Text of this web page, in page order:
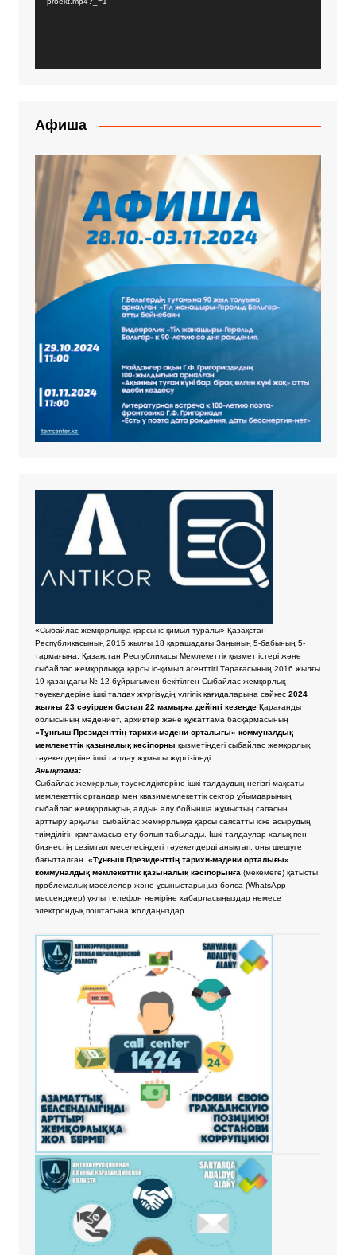
Афиша
«Сыбайлас жемқорлыққа қарсы іс-қимыл туралы» Қазақстан
Республикасының 2015 жылғы 18 қарашадағы Заңының 5-бабының 5-
тармағына, Қазақстан Республикасы Мемлекеттік қызмет істері және
сыбайлас жемқорлыққа қарсы іс-қимыл агенттігі Төрағасының 2016 жылғы
19 қазандағы № 12 бұйрығымен бекітілген Сыбайлас жемқорлық
тәуекелдеріне ішкі талдау жүргізудің үлгілік қағидаларына сәйкес2024
жылғы 23 сәуірден бастап 22 мамырға дейінгі кезеңде Қарағанды
облысының мәдениет, архивтер және құжаттама басқармасының
«Тұнғыш Президенттің тарихи-мәдени орталығы» коммуналдық
мемлекеттік қазыналық кәсіпорны қызметіндегі сыбайлас жемқорлық
тәуекелдеріне ішкі талдау жұмысы жүргізіледі.
Анықтама:
Сыбайлас жемқорлық тәуекелдіктеріне ішкі талдаудың негізгі мақсаты
мемлекеттік органдар мен квазимемлекеттік сектор ұйымдарының
сыбайлас жемқорлықтың алдын алу бойынша жұмыстың сапасын
арттыру арқылы, сыбайлас жемқорлыққа қарсы саясатты іске асырудың
тиімділігін қамтамасыз ету болып табылады. Ішкі талдаулар халық пен
бизнестің сезімтал меселесіндегі тәуекелдерді анықтап, оны шешуге
бағытталған. «Тұнғыш Президенттің тарихи-мәдени орталығы»
коммуналдық мемлекеттік қазыналық кәсіпорынға (мекемеге) қатысты
проблемалық мәселелер және ұсыныстарыңыз болса (WhatsApp
мессенджер) ұялы телефон нөміріне хабарласыңыздар немесе
электрондық поштасына жолдаңыздар.